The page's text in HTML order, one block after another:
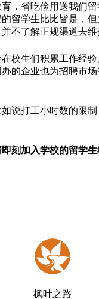
，省吃俭用送我们
留学生比比皆是，
不了解正规渠道去维
校生们积累工作经
的企业也为招聘市
说打工小时数的限
刻加入学校的留学
枫叶之路